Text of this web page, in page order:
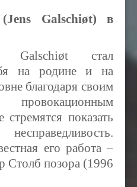
Galschiøt) в
Galschiøt стал
на родине и на
благодаря своим
показать
его работа –
Столб позора (1996